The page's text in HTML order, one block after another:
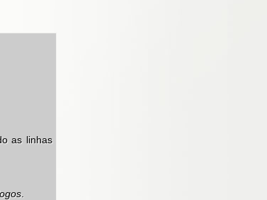
as linhas